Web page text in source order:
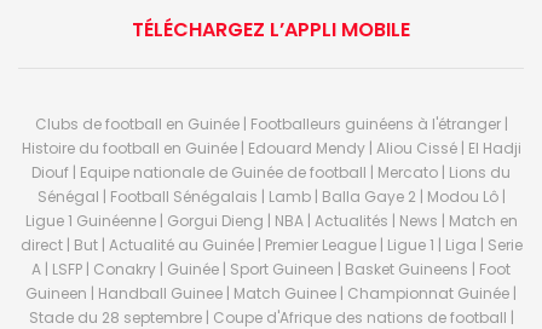
TÉLÉCHARGEZ L’APPLI MOBILE
Clubs de football en Guinée | Footballeurs guinéens à l'étranger |
Histoire du football en Guinée | Edouard Mendy | Aliou Cissé | El Hadji
Diouf | Equipe nationale de Guinée de football | Mercato | Lions du
Sénégal | Football Sénégalais | Lamb | Balla Gaye 2 | Modou Lô |
Ligue 1 Guinéenne | Gorgui Dieng | NBA | Actualités | News | Match en
direct | But | Actualité au Guinée | Premier League | Ligue 1 | Liga | Serie
A | LSFP | Conakry | Guinée | Sport Guineen | Basket Guineens | Foot
Guineen | Handball Guinee | Match Guinee | Championnat Guinée |
Stade du 28 septembre | Coupe d'Afrique des nations de football |